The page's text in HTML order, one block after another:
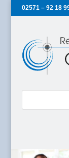
02571 – 92 18